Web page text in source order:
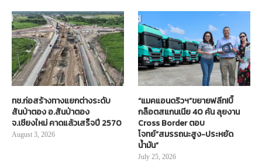
ทช.ก่อสร้างทางแยกต่างระดับ
สันป่าตอง อ.สันป่าตอง
จ.เชียงใหม่ คาดแล้วเสร็จปี 2570
August 3, 2026
“แมคแอนดริวฯ”ขยายฟลีท!บิ๊
กล็อตสแกนเนีย 40 คัน ลุยงาน
Cross Border ตอบ
โจทย์“สมรรถนะสูง-ประหยัด
น้ำมัน”
July 25, 2026